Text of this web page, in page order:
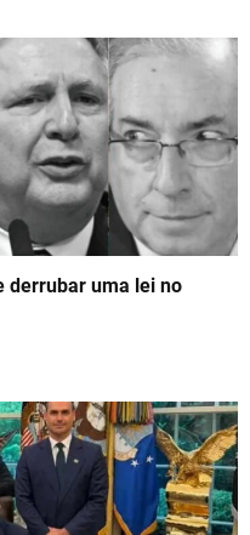
derrubar uma lei no